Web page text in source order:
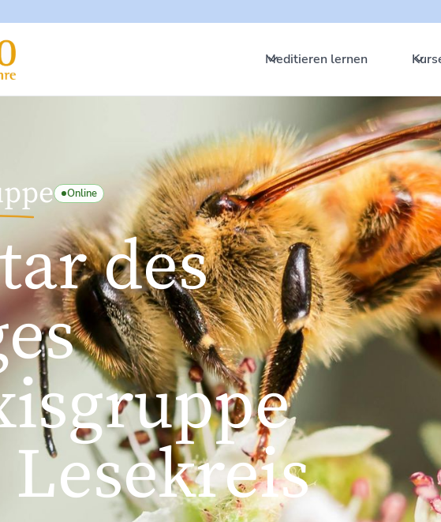
Meditieren lernen
Online
des